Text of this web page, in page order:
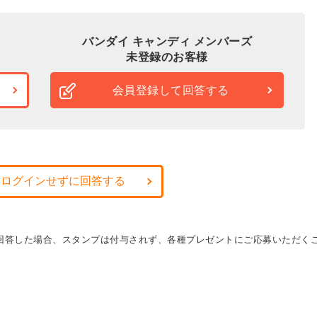
バンダイ キャンディ メンバーズ
未登録のお客様
会員登録して回答する
グインせずに回答する
した場合、スタンプは付与されず、各種プレゼントにご応募いただく